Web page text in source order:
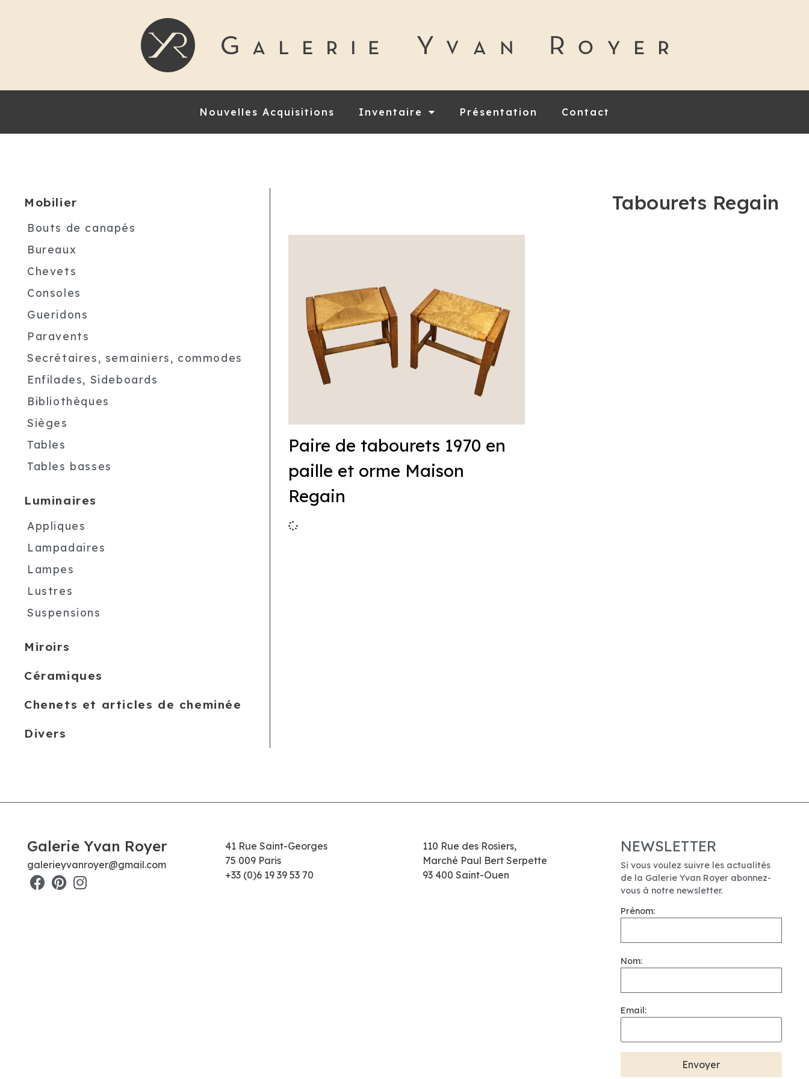
Nouvelles Acquisitions Inventaire Présentation Contact
Mobilier
Bouts de canapés
Bureaux
Chevets
Consoles
Gueridons
Paravents
Secrétaires, semainiers, commodes
Enfilades, Sideboards
Bibliothèques
Sièges
Tables
Tables basses
Luminaires
Appliques
Lampadaires
Lampes
Lustres
Suspensions
Miroirs
Céramiques
Chenets et articles de cheminée
Divers
Tabourets Regain
Paire de tabourets 1970 en
paille et orme Maison
Regain
Galerie Yvan Royer
galerieyvanroyer@gmail.com
41 Rue Saint-Georges
75 009 Paris
+33 (0)6 19 39 53 70
110 Rue des Rosiers,
Marché Paul Bert Serpette
93 400 Saint-Ouen
NEWSLETTER
Si vous voulez suivre les actualités
de la Galerie Yvan Royer abonnez-
vous à notre newsletter.
Prénom:
Nom:
Email: